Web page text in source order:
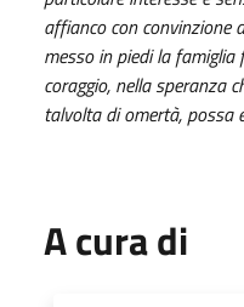
affianco con convinzione
messo in piedi la
coraggio, nella speranza
talvolta di omertà, possa
A cura di